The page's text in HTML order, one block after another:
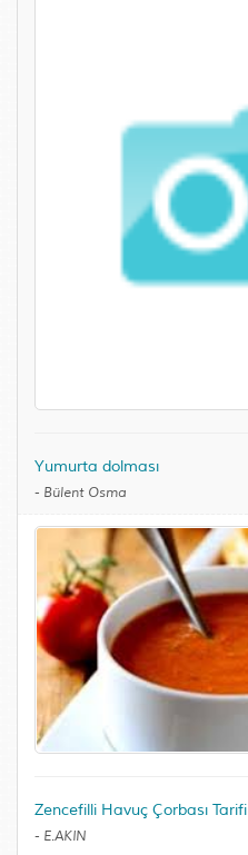
Yumurta dolması
- Bülent Osma
Zencefilli Havuç Çorbası Tarifi
- E.AKIN